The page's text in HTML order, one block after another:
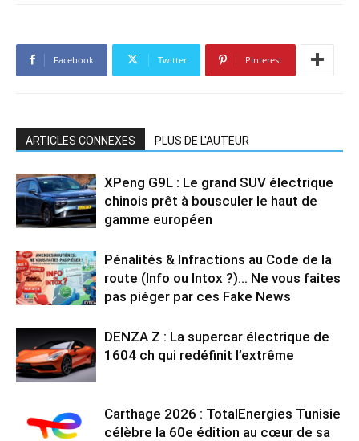
Facebook Twitter Pinterest
ARTICLES CONNEXES PLUS DE L'AUTEUR
XPeng G9L : Le grand SUV électrique
chinois prêt à bousculer le haut de
gamme européen
Pénalités & Infractions au Code de la
route (Info ou Intox ?)… Ne vous faites
pas piéger par ces Fake News
DENZA Z : La supercar électrique de
1604 ch qui redéfinit l’extrême
Carthage 2026 : TotalEnergies Tunisie
célèbre la 60e édition au cœur de sa